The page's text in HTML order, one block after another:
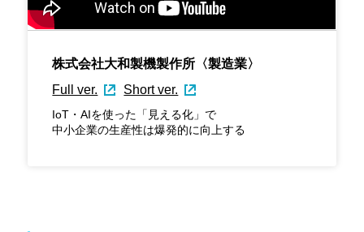
株式会社大和製機製作所〈製造業〉
Full ver.
Short ver.
IoT・AIを使った「見える化」で
中小企業の生産性は爆発的に向上する